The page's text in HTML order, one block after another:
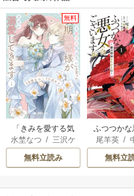
無料
「きみを愛する気
はない」と言った
次期公爵様がなぜ
か溺愛してきます
水埜なつ /三沢ケ
イ
無料立読み
ふつつかな
はございま
雛宮蝶鼠と
伝～
尾羊英/
希
/ ゆ
無料立